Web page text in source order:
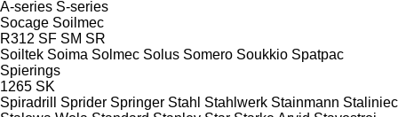
A-series S-series
Socage Soilmec
R312 SF SM SR
Soiltek Soima Solmec Solus Somero Soukkio Spatpac
Spierings
1265 SK
Spiradrill
Sprider Springer Stahl Stahlwerk Stainmann Staliniec